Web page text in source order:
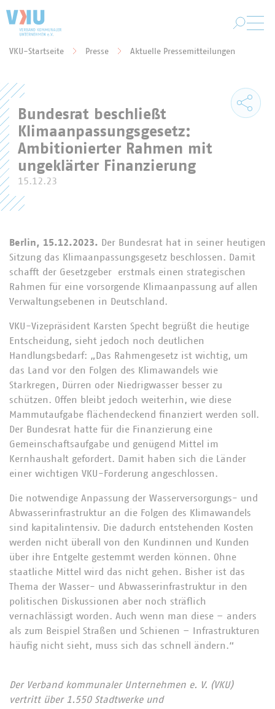
VKU-Startseite Presse Aktuelle Pressemitteilungen
Bundesrat beschließt
Klimaanpassungsgesetz:
Ambitionierter Rahmen mit
ungeklärter Finanzierung
15.12.23
Berlin, 15.12.2023. Der Bundesrat hat in seiner heutigen
Sitzung das Klimaanpassungsgesetz beschlossen. Damit
schafft der Gesetzgeber erstmals einen strategischen
Rahmen für eine vorsorgende Klimaanpassung auf allen
Verwaltungsebenen in Deutschland.
VKU-Vizepräsident Karsten Specht begrüßt die heutige
Entscheidung, sieht jedoch noch deutlichen
Handlungsbedarf: „Das Rahmengesetz ist wichtig, um
das Land vor den Folgen des Klimawandels wie
Starkregen, Dürren oder Niedrigwasser besser zu
schützen. Offen bleibt jedoch weiterhin, wie diese
Mammutaufgabe flächendeckend finanziert werden soll.
Der Bundesrat hatte für die Finanzierung eine
Gemeinschaftsaufgabe und genügend Mittel im
Kernhaushalt gefordert. Damit haben sich die Länder
einer wichtigen VKU-Forderung angeschlossen.
Die notwendige Anpassung der Wasserversorgungs- und
Abwasserinfrastruktur an die Folgen des Klimawandels
sind kapitalintensiv. Die dadurch entstehenden Kosten
werden nicht überall von den Kundinnen und Kunden
über ihre Entgelte gestemmt werden können. Ohne
staatliche Mittel wird das nicht gehen. Bisher ist das
Thema der Wasser- und Abwasserinfrastruktur in den
politischen Diskussionen aber noch sträflich
vernachlässigt worden. Auch wenn man diese – anders
als zum Beispiel Straßen und Schienen – Infrastrukturen
häufig nicht sieht, muss sich das schnell ändern.“
Der Verband kommunaler Unternehmen e. V. (VKU)
vertritt über 1.550 Stadtwerke und